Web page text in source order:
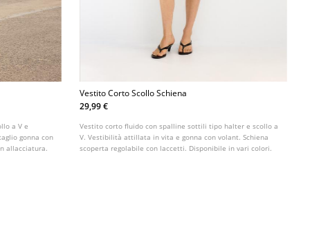
a V e
gonna con
allacciatura.
Vestito Corto Scollo Schiena
29,99 €
Vestito corto fluido con spalline sottili tipo halter e scollo a
V. Vestibilità attillata in vita e gonna con volant. Schiena
scoperta regolabile con laccetti. Disponibile in vari colori.